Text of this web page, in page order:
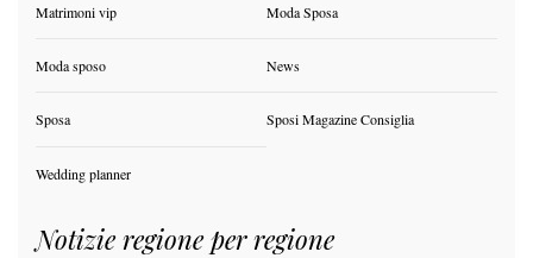
Matrimoni vip Moda Sposa
Moda sposo News
Sposa Sposi Magazine Consiglia
Wedding planner
Notizie regione per regione